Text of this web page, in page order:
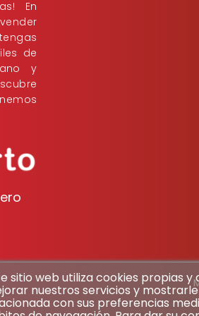
sitio web utiliza cookies propias
nuestros servicios y
con sus preferencias
En
de
y